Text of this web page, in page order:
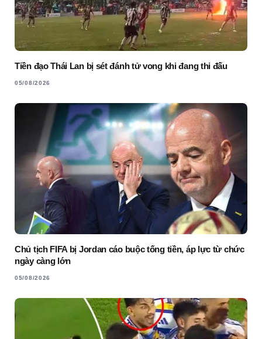
Tiền đạo Thái Lan bị sét đánh tử vong khi đang thi đấu
05/08/2026
Chủ tịch FIFA bị Jordan cáo buộc tống tiền, áp lực từ chức
ngày càng lớn
05/08/2026